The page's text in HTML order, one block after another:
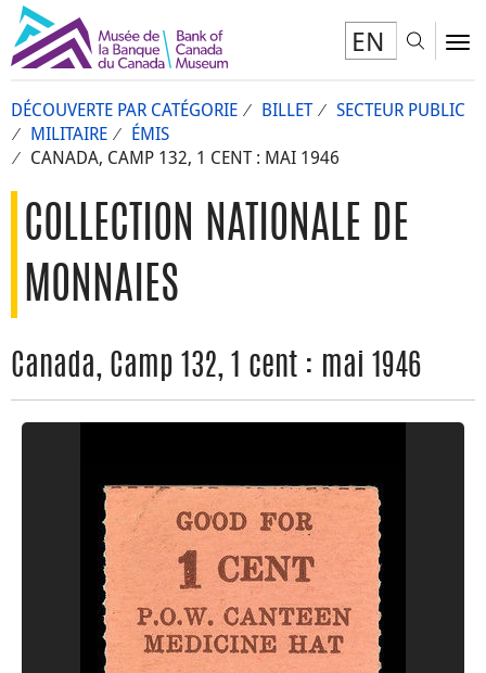
EN
DÉCOUVERTE PAR CATÉGORIE BILLET
SECTEUR PUBLIC
MILITAIRE
ÉMIS
CANADA, CAMP 132, 1 CENT : MAI 1946
COLLECTION NATIONALE DE
MONNAIES
Canada, Camp 132, 1 cent : mai 1946